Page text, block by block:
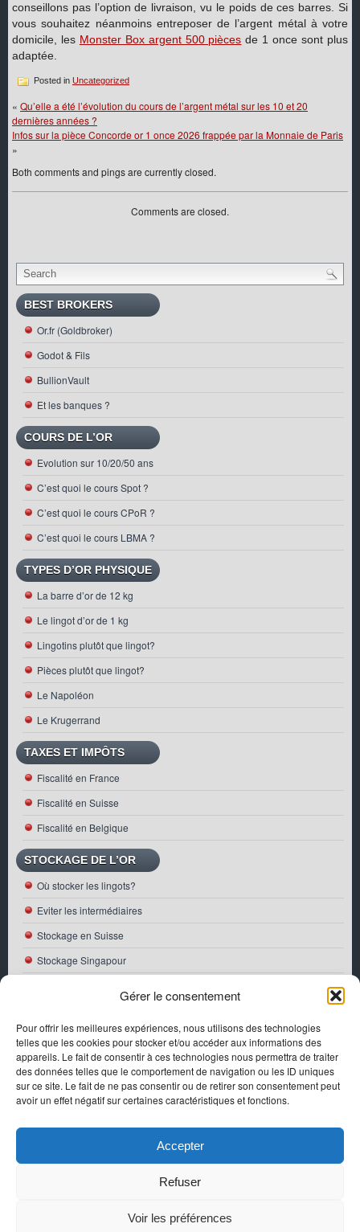
Gérer le consentement
Pour offrir les meilleures expériences, nous utilisons des technologies
telles que les cookies pour stocker et/ou accéder aux informations des
appareils. Le fait de consentir à ces technologies nous permettra de traiter
des données telles que le comportement de navigation ou les ID uniques
sur ce site. Le fait de ne pas consentir ou de retirer son consentement peut
avoir un effet négatif sur certaines caractéristiques et fonctions.
Accepter
Refuser
Voir les préférences
conseillons pas l’option de livraison, vu le poids de ces barres. Si
vous souhaitez néanmoins entreposer de l’argent métal à votre
domicile, les Monster Box argent 500 pièces de 1 once sont plus
adaptée.
Posted in Uncategorized
« Qu’elle a été l’évolution du cours de l’argent métal sur les 10 et 20
dernières années ?
Infos sur la pièce Concorde or 1 once 2026 frappée par la Monnaie de Paris
»
Both comments and pings are currently closed.
Comments are closed.
BEST BROKERS
Or.fr (Goldbroker)
Godot & Fils
BullionVault
Et les banques ?
COURS DE L’OR
Evolution sur 10/20/50 ans
C’est quoi le cours Spot ?
C’est quoi le cours CPoR ?
C’est quoi le cours LBMA ?
TYPES D’OR PHYSIQUE
La barre d’or de 12 kg
Le lingot d’or de 1 kg
Lingotins plutôt que lingot?
Pièces plutôt que lingot?
Le Napoléon
Le Krugerrand
TAXES ET IMPÔTS
Fiscalité en France
Fiscalité en Suisse
Fiscalité en Belgique
STOCKAGE DE L’OR
Où stocker les lingots?
Eviter les intermédiaires
Stockage en Suisse
Stockage Singapour
Perspectives de croissance de l’or en 2026
Dans quel type d’or investir en 2026
Entre l’or et le Bitcoin, que choisir ?
AchatOrPhysique- Votre guide pour acheter de l'or